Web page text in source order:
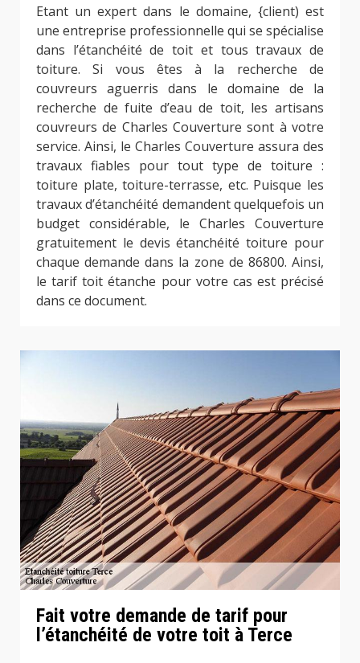
Etant un expert dans le domaine, {client) est
une entreprise professionnelle qui se spécialise
dans l’étanchéité de toit et tous travaux de
toiture. Si vous êtes à la recherche de
couvreurs aguerris dans le domaine de la
recherche de fuite d’eau de toit, les artisans
couvreurs de Charles Couverture sont à votre
service. Ainsi, le Charles Couverture assura des
travaux fiables pour tout type de toiture :
toiture plate, toiture-terrasse, etc. Puisque les
travaux d’étanchéité demandent quelquefois un
budget considérable, le Charles Couverture
gratuitement le devis étanchéité toiture pour
chaque demande dans la zone de 86800. Ainsi,
le tarif toit étanche pour votre cas est précisé
dans ce document.
Fait votre demande de tarif pour
l’étanchéité de votre toit à Terce